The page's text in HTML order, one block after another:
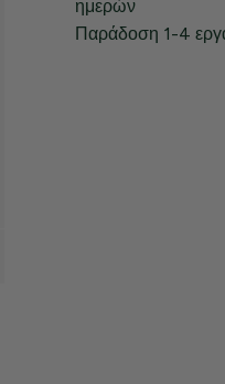
ημερών
Παράδοση 1-4